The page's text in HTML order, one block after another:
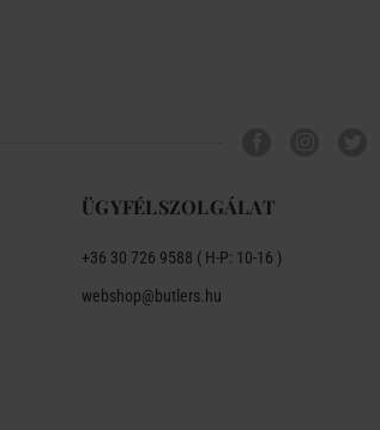
ÜGYFÉLSZOLGÁLAT
+36 30 726 9588 ( H-P: 10-16 )
webshop@butlers.hu